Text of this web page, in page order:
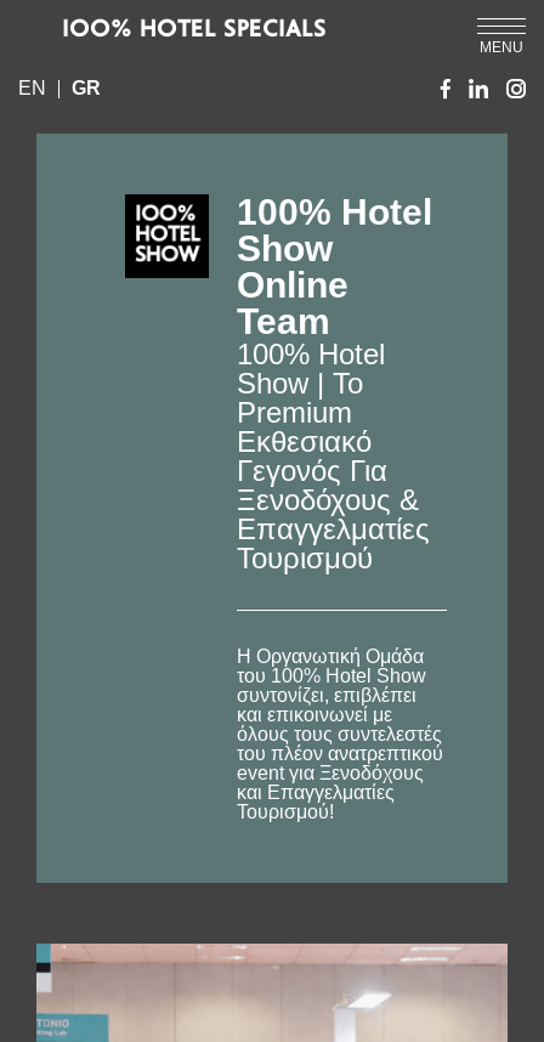
MENU
IOO% HOTEL SPECIALS
EN GR
100% Hotel
Show
Online
Team
100% Hotel
Show | Το
Premium
Εκθεσιακό
Γεγονός Για
Ξενοδόχους &
Επαγγελματίες
Τουρισμού
Η Οργανωτική Ομάδα
του 100% Hotel Show
συντονίζει, επιβλέπει
και επικοινωνεί με
όλους τους συντελεστές
του πλέον ανατρεπτικού
event για Ξενοδόχους
και Επαγγελματίες
Τουρισμού!